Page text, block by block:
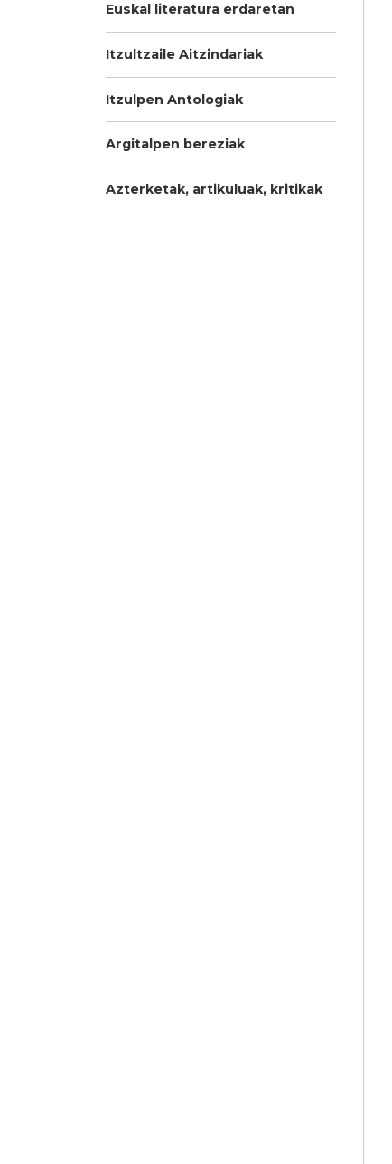
Euskal literatura erdaretan
Itzultzaile Aitzindariak
Itzulpen Antologiak
Argitalpen bereziak
Azterketak, artikuluak, kritikak